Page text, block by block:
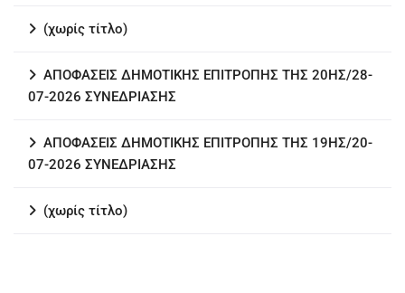
(χωρίς τίτλο)
ΑΠΟΦΑΣΕΙΣ ΔΗΜΟΤΙΚΗΣ ΕΠΙΤΡΟΠΗΣ ΤΗΣ 20ΗΣ/28-
07-2026 ΣΥΝΕΔΡΙΑΣΗΣ
ΑΠΟΦΑΣΕΙΣ ΔΗΜΟΤΙΚΗΣ ΕΠΙΤΡΟΠΗΣ ΤΗΣ 19ΗΣ/20-
07-2026 ΣΥΝΕΔΡΙΑΣΗΣ
(χωρίς τίτλο)